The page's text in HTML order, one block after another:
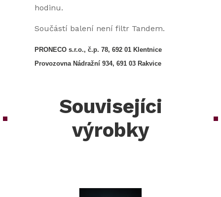
hodinu.
Součástí balení není filtr Tandem.
PRONECO s.r.o., č.p. 78, 692 01 Klentnice
Provozovna Nádražní 934, 691 03 Rakvice
Souvisejíci
výrobky